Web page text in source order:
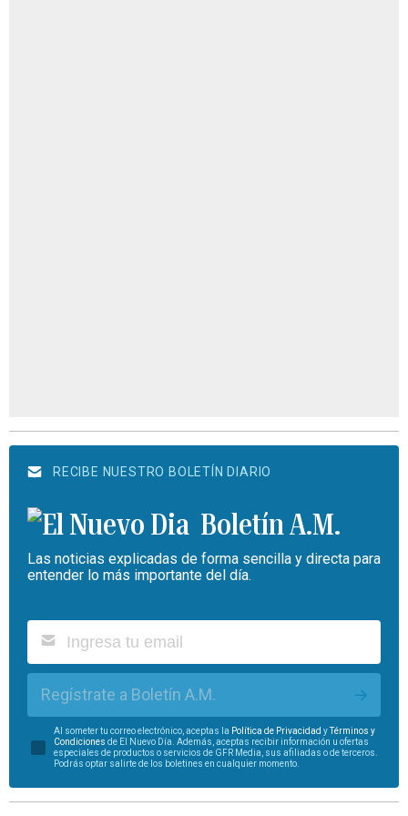
RECIBE NUESTRO BOLETÍN DIARIO
Boletín A.M.
Las noticias explicadas de forma sencilla y directa para
entender lo más importante del día.
Regístrate a Boletín A.M.
Al someter tu correo electrónico, aceptas la Política de Privacidad yTérminos y
Condiciones de El Nuevo Día. Además, aceptas recibir información u ofertas
especiales de productos o servicios de GFR Media, sus afiliadas o de terceros.
Podrás optar salirte de los boletines en cualquier momento.